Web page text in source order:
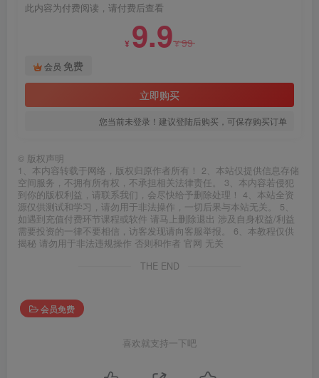
此内容为付费阅读，请付费后查看
¥ 9.9¥99
会员 免费
立即购买
您当前未登录！建议登陆后购买，可保存购买订单
© 版权声明
1、本内容转载于网络，版权归原作者所有！ 2、本站仅提供信息存储
空间服务，不拥有所有权，不承担相关法律责任。 3、本内容若侵犯
到你的版权利益，请联系我们，会尽快给予删除处理！ 4、本站全资
源仅供测试和学习，请勿用于非法操作，一切后果与本站无关。 5、
如遇到充值付费环节课程或软件 请马上删除退出 涉及自身权益/利益
需要投资的一律不要相信，访客发现请向客服举报。 6、本教程仅供
揭秘 请勿用于非法违规操作 否则和作者 官网 无关
THE END
会员免费
喜欢就支持一下吧